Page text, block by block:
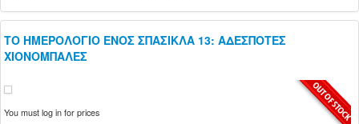
ΤΟ ΗΜΕΡΟΛΟΓΙΟ ΕΝΟΣ ΣΠΑΣΙΚΛΑ 13: ΑΔΕΣΠΟΤΕΣ
ΧΙΟΝΟΜΠΑΛΕΣ
You must log in for prices